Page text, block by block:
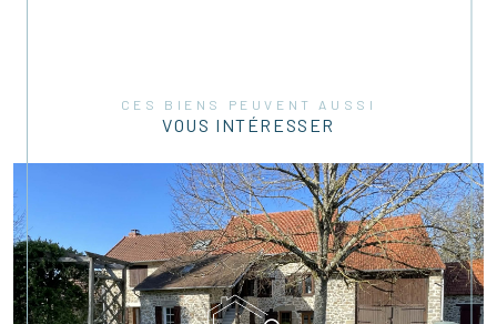
CES BIENS PEUVENT AUSSI
VOUS INTÉRESSER